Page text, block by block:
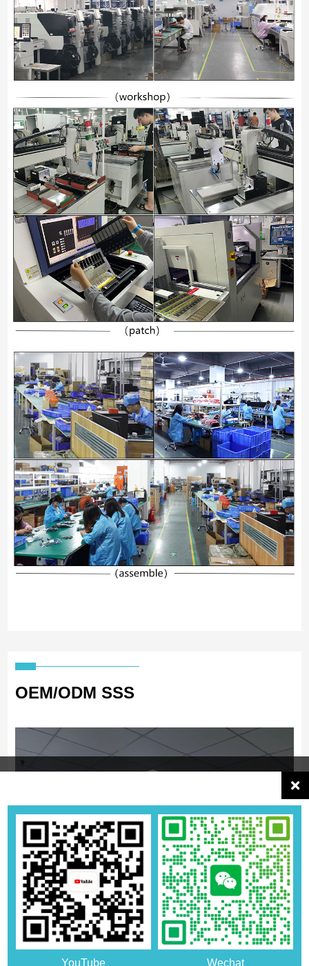
OEM/ODM SSS
LED yaratıcı ürünler için OEM ve ODM
YouTube Wechat